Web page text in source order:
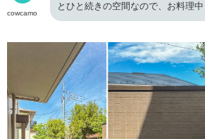
cowcamo
とひと続きの空間なので、お料理中